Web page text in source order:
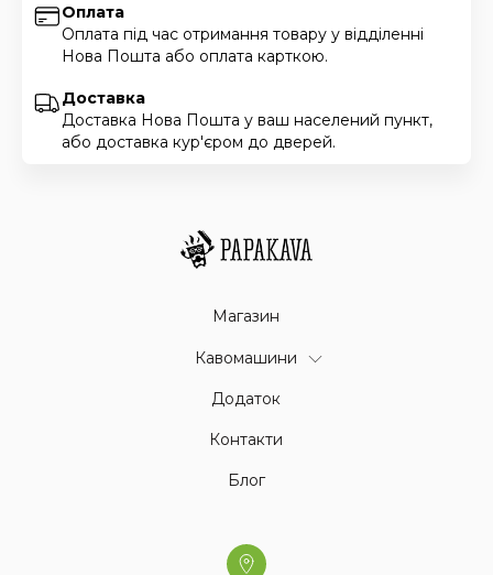
Оплата
Оплата під час отримання товару у відділенні
Нова Пошта або оплата карткою.
Доставка
Доставка Нова Пошта у ваш населений пункт,
або доставка кур'єром до дверей.
Магазин
Кавомашини
Додаток
Контакти
Блог